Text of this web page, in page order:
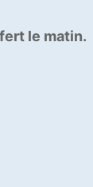
le matin.